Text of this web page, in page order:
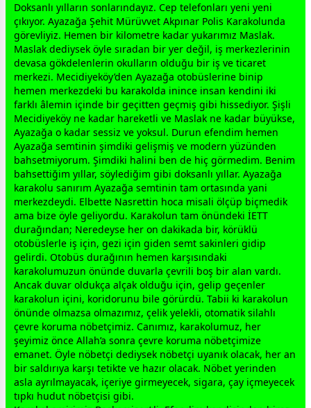
Doksanlı yılların sonlarındayız. Cep telefonları yeni yeni
çıkıyor. Ayazağa Şehit Mürüvvet Akpınar Polis Karakolunda
görevliyiz. Hemen bir kilometre kadar yukarımız Maslak.
Maslak dediysek öyle sıradan bir yer değil, iş merkezlerinin
devasa gökdelenlerin okulların olduğu bir iş ve ticaret
merkezi. Mecidiyeköy’den Ayazağa otobüslerine binip
hemen merkezdeki bu karakolda inince insan kendini iki
farklı âlemin içinde bir geçitten geçmiş gibi hissediyor. Şişli
Mecidiyeköy ne kadar hareketli ve Maslak ne kadar büyükse,
Ayazağa o kadar sessiz ve yoksul. Durun efendim hemen
Ayazağa semtinin şimdiki gelişmiş ve modern yüzünden
bahsetmiyorum. Şimdiki halini ben de hiç görmedim. Benim
bahsettiğim yıllar, söylediğim gibi doksanlı yıllar. Ayazağa
karakolu sanırım Ayazağa semtinin tam ortasında yani
merkezdeydi. Elbette Nasrettin hoca misali ölçüp biçmedik
ama bize öyle geliyordu. Karakolun tam önündeki İETT
durağından; Neredeyse her on dakikada bir, körüklü
otobüslerle iş için, gezi için giden semt sakinleri gidip
gelirdi. Otobüs durağının hemen karşısındaki
karakolumuzun önünde duvarla çevrili boş bir alan vardı.
Ancak duvar oldukça alçak olduğu için, gelip geçenler
karakolun içini, koridorunu bile görürdü. Tabii ki karakolun
önünde olmazsa olmazımız, çelik yelekli, otomatik silahlı
çevre koruma nöbetçimiz. Canımız, karakolumuz, her
şeyimiz önce Allah’a sonra çevre koruma nöbetçimize
emanet. Öyle nöbetçi dediysek nöbetçi uyanık olacak, her an
bir saldırıya karşı tetikte ve hazır olacak. Nöbet yerinden
asla ayrılmayacak, içeriye girmeyecek, sigara, çay içmeyecek
tıpkı hudut nöbetçisi gibi.